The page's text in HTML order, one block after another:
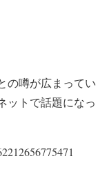
の噂が広まってい
ットで話題になっ